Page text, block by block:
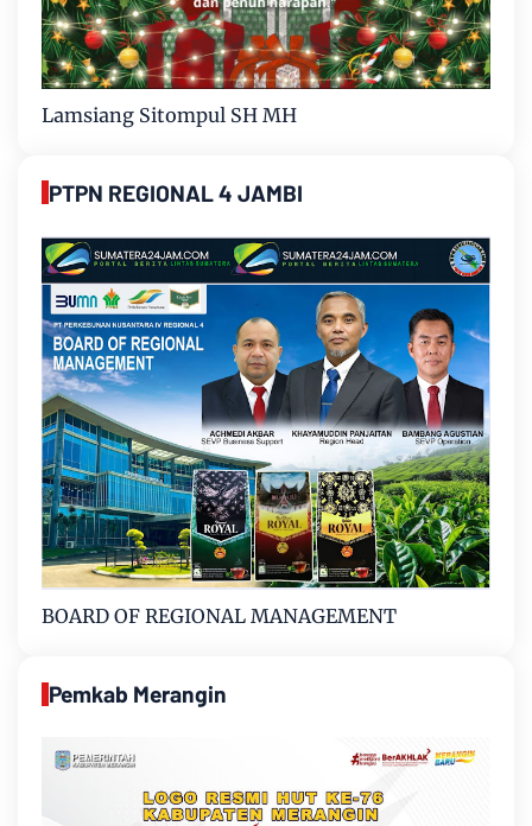
Lamsiang Sitompul SH MH
PTPN REGIONAL 4 JAMBI
BOARD OF REGIONAL MANAGEMENT
Pemkab Merangin